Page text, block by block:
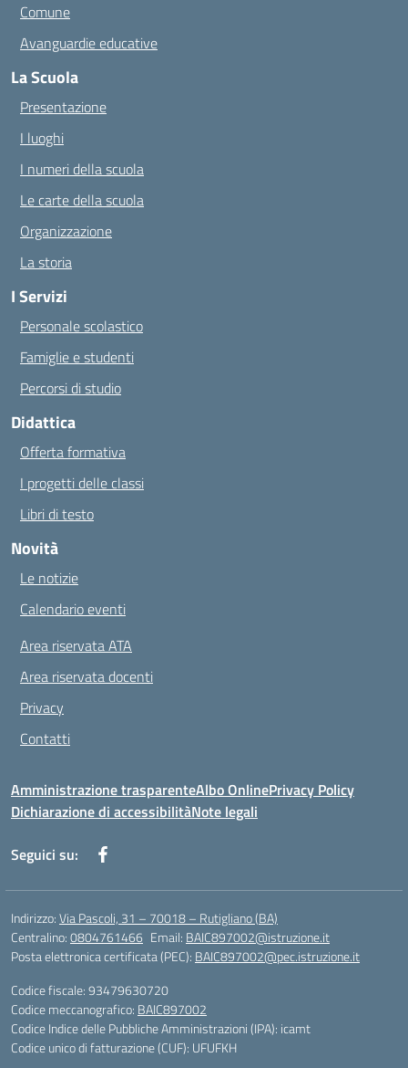
Comune
Avanguardie educative
La Scuola
Presentazione
I luoghi
I numeri della scuola
Le carte della scuola
Organizzazione
La storia
I Servizi
Personale scolastico
Famiglie e studenti
Percorsi di studio
Didattica
Offerta formativa
I progetti delle classi
Libri di testo
Novità
Le notizie
Calendario eventi
Area riservata ATA
Area riservata docenti
Privacy
Contatti
Amministrazione trasparenteAlbo OnlinePrivacy Policy
Dichiarazione di accessibilitàNote legali
Seguici su:
Indirizzo:Via Pascoli, 31 – 70018 – Rutigliano (BA)
Centralino:0804761466 Email: BAIC897002@istruzione.it
Posta elettronica certificata (PEC): BAIC897002@pec.istruzione.it
Codice fiscale: 93479630720
Codice meccanografico: BAIC897002
Codice Indice delle Pubbliche Amministrazioni (IPA): icamt
Codice unico di fatturazione (CUF): UFUFKH